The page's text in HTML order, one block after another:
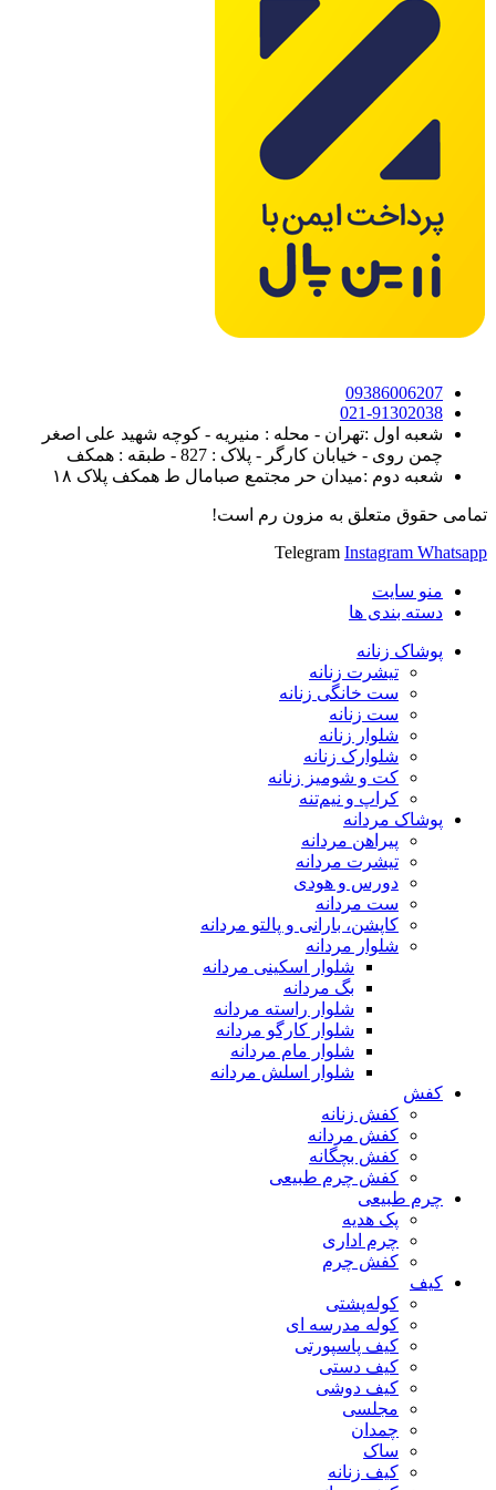
09386006207
021-91302038
شعبه اول :تهران - محله : منیریه - کوچه شهید علی اصغر
چمن روی - خیابان کارگر - پلاک : 827 - طبقه : همکف
شعبه دوم :میدان حر مجتمع صبامال ط همکف پلاک ۱۸
تمامی حقوق متعلق به مزون رم است!
Telegram Instagram Whatsapp
منو سایت
دسته بندی ها
پوشاک زنانه
تیشرت زنانه
ست خانگی زنانه
ست زنانه
شلوار زنانه
شلوارک زنانه
کت و شومیز زنانه
کراپ و نیم‌تنه
پوشاک مردانه
پیراهن مردانه
تیشرت مردانه
دورس و هودی
ست مردانه
کاپشن، بارانی و پالتو مردانه
شلوار مردانه
شلوار اسکینی مردانه
بگ مردانه
شلوار راسته مردانه
شلوار کارگو مردانه
شلوار مام مردانه
شلوار اسلش مردانه
کفش
کفش زنانه
کفش مردانه
کفش بچگانه
کفش چرم طبیعی
چرم طبیعی
پک هدیه
چرم اداری
کفش چرم
کیف
کوله‌پشتی
کوله مدرسه ای
کیف پاسپورتی
کیف دستی
کیف دوشی
مجلسی
چمدان
ساک
کیف زنانه